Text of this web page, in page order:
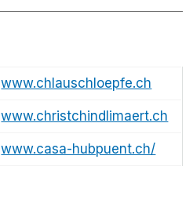
www.chlauschloepfe.ch
www.christchindlimaert.ch
www.casa-hubpuent.ch/